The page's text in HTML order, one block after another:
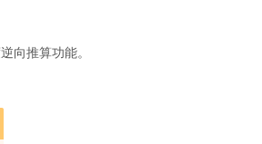
向推算功能。